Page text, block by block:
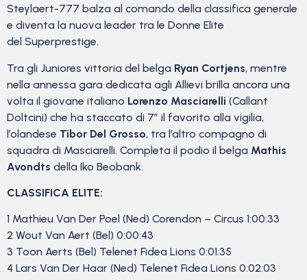
Steylaert-777 balza al comando della classifica generale
e diventa la nuova leader tra le Donne Elite
del Superprestige.
Tra gli Juniores vittoria del belga Ryan Cortjens, mentre
nella annessa gara dedicata agli Allievi brilla ancora una
volta il giovane italiano Lorenzo Masciarelli (Callant
Doltcini) che ha staccato di 7″ il favorito alla vigilia,
l’olandese Tibor Del Grosso, tra l’altro compagno di
squadra di Masciarelli. Completa il podio il belga Mathis
Avondts della Iko Beobank.
CLASSIFICA ELITE:
1 Mathieu Van Der Poel (Ned) Corendon – Circus 1:00:33
2 Wout Van Aert (Bel) 0:00:43
3 Toon Aerts (Bel) Telenet Fidea Lions 0:01:35
4 Lars Van Der Haar (Ned) Telenet Fidea Lions 0:02:03